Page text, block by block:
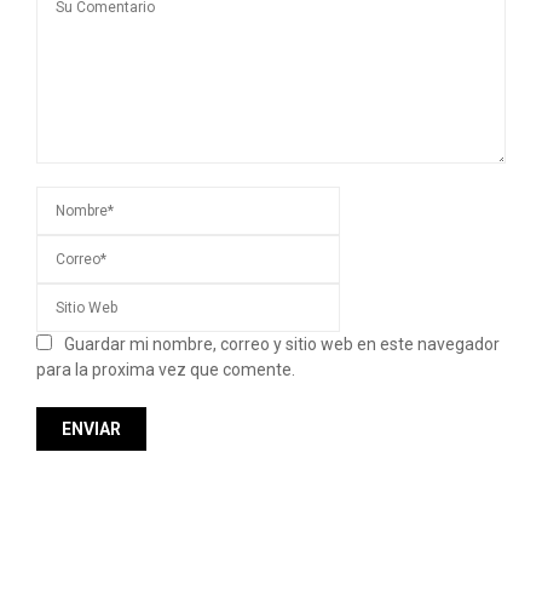
Guardar mi nombre, correo y sitio web en este navegador
para la proxima vez que comente.